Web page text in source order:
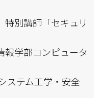
別講師「セキュリ
学部コンピュータ
ステム工学・安全